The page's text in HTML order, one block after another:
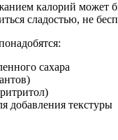
калорий
сладостью, не
сахара
добавления текстуры